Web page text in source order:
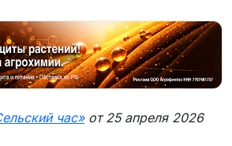
час»от 25 апреля 2026